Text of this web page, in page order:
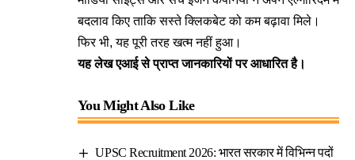
बदलाव किए ताकि सस्ते क्लिकबेट को कम बढ़ावा मिले।
फिर भी, यह पूरी तरह खत्म नहीं हुआ।
यह लेख एआई से प्राप्त जानकारियों पर आधारित है।
You Might Also Like
UPSC Recruitment 2026: भारत सरकार में विभिन्न पदों